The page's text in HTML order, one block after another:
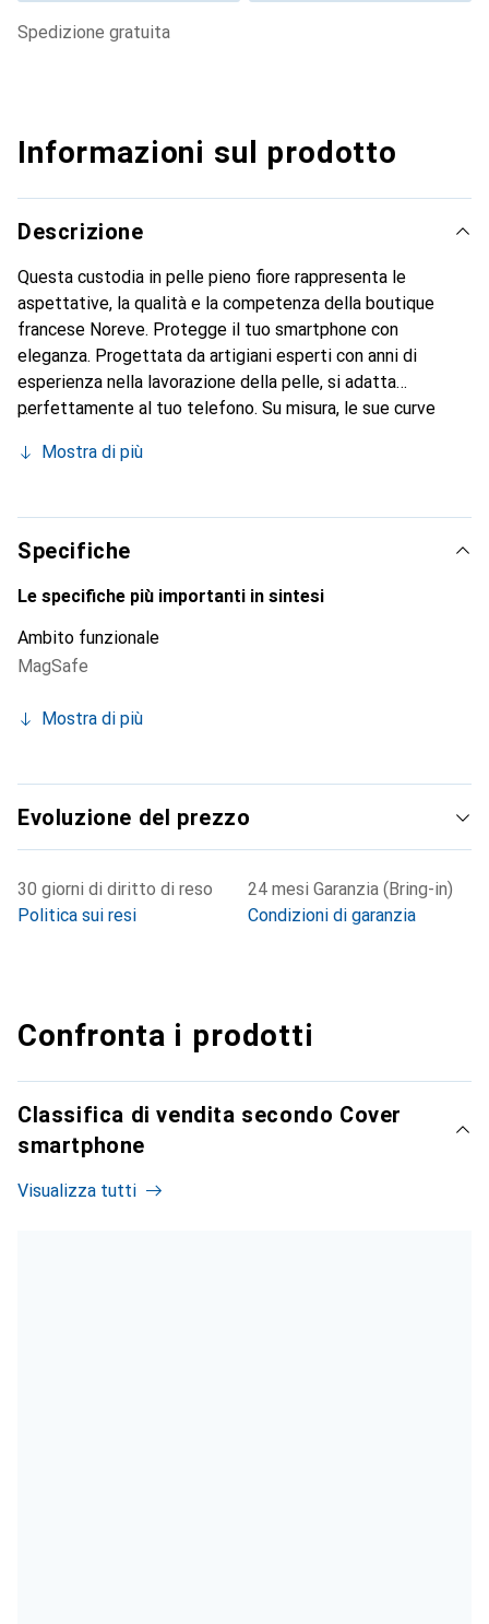
spedizione gratuita
Informazioni sul prodotto
Descrizione
Questa custodia in pelle pieno fiore rappresenta le
aspettative, la qualità e la competenza della boutique
francese Noreve. Protegge il tuo smartphone con
eleganza. Progettata da artigiani esperti con anni di
esperienza nella lavorazione della pelle, si adatta
perfettamente al tuo telefono. Su misura, le sue curve
un accessorio chic e indispensabile per il tuo smartphone.
i suoi prodotti di alta qualità ed è una scelta affidabile per
una clientela esigente.
Mostra di più
Specifiche
Le specifiche più importanti in sintesi
Ambito funzionale
MagSafe
Mostra di più
Evoluzione del prezzo
30 giorni di diritto di reso
Politica sui resi
24 mesi Garanzia (Bring-in)
Condizioni di garanzia
Confronta i prodotti
Classifica di vendita secondo Cover
smartphone
Visualizza tutti